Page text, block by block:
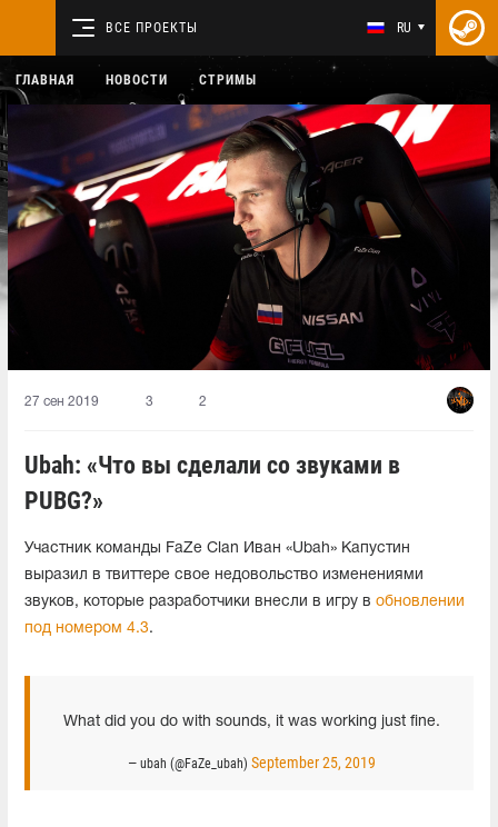
ВСЕ ПРОЕКТЫ RU
ГЛАВНАЯ НОВОСТИ СТРИМЫ
27 сен 2019 3 2
Ubah: «Что вы сделали со звуками в
PUBG?»
Участник команды FaZe Clan Иван «Ubah» Капустин
выразил в твиттере свое недовольство изменениями
звуков, которые разработчики внесли в игру в обновлении
под номером 4.3.
What did you do with sounds, it was working just fine.
— ubah (@FaZe_ubah) September 25, 2019